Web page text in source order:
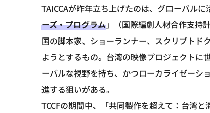
TAICCAが昨年立ち上げたのは、グローバル
ーズ・プログラム」（国際編劇人材合作支持
国の脚本家、ショーランナー、スクリプトド
ようとするもの。台湾の映像プロジェクトに
ーバルな視野を持ち、かつローカライゼーシ
進する狙いがある。
TCCFの期間中、「共同製作を超えて：台湾